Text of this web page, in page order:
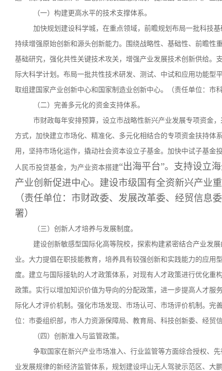
（一）构建更高水平的技术支撑体系。
加快规划建设科学城，在重点领域，前瞻规划布局一批科技
持续增强原始创新和源头创新能力。围绕战略性、基础性、前瞻性
基础研究，强化共性关键技术攻关，增强产业发展技术创新供给。
际大科学计划。布局一批共性技术研发、测试、中试和应用功能
取组建国家产业创新中心和国家制造业创新中心。（责任单位：市
（二）完善多元化的资金支持体系。
市财政每年安排预算，设立市战略性新兴产业发展专项资金
方式，加快建立市场化、精准化、多元化相结合的专项资金扶持体
用，坚持市场化运作，撬动社会资本设立子基金。加快中试子基
人民币投贷基金，为产业资本搭建“出海平台”。支持设立
产业创新促进中心。建设市级国有全资新兴产业
（责任单位：市财政委、发展改革委、经贸信息
署）
（三）创新人才培养与发展制度。
建设创新敏感型国际化高等院校，探索构建紧密结合产业发
业。大力提倡在职技能教育，培养具有较强创新和实践能力的应
度。建立与国际接轨的人才政策体系，对现有人才政策进行优化
政策。实行以增加知识价值为导向的分配政策，进一步提高人才服
际化人才评价机制。强化市场发现、市场认可、市场评价机制。
位：市委组织部，市人力资源保障局、教育局、科技创新委、经贸
（四）创新准入与监管政策。
争取国家在新兴产业市场准入、行业监管等方面综合授权、
业发展规律的新经济监管体系，规划建设坪山无人驾驶示范区、